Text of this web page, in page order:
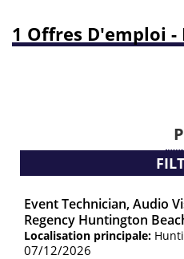
1 Offres D'emploi
Event Technician, Audio
Regency Huntington
Localisation principale:
07/12/2026